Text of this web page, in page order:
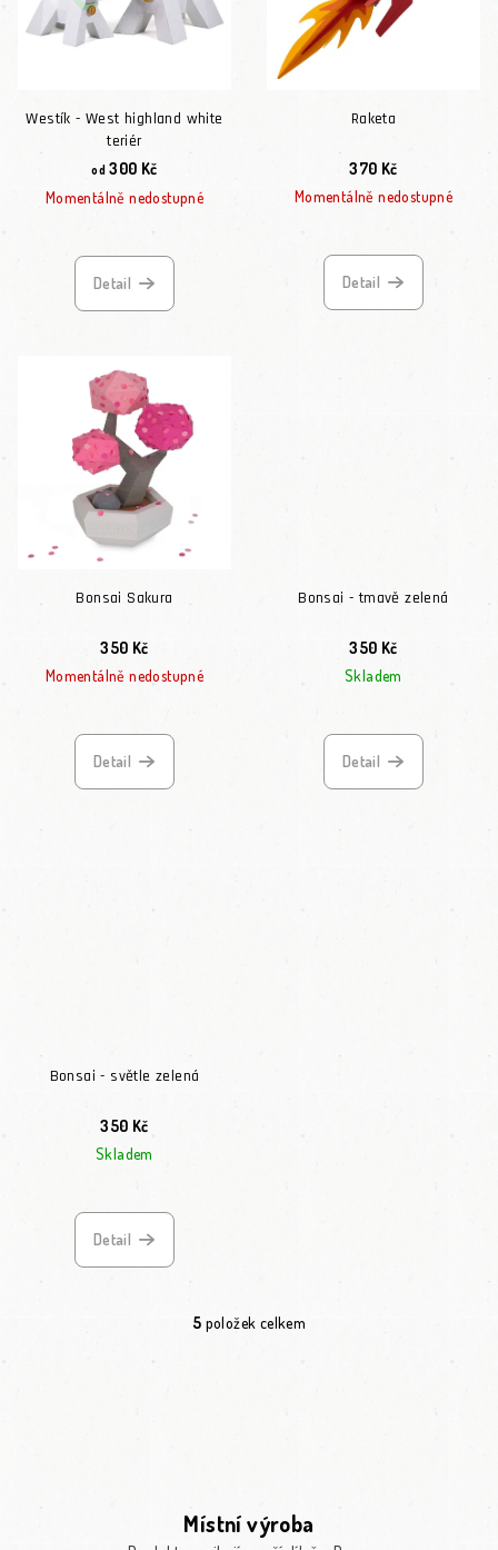
Westík - West highland white
teriér
od 300 Kč
Momentálně nedostupné
Detail
Raketa
370 Kč
Momentálně nedostupné
Detail
Bonsai Sakura
350 Kč
Momentálně nedostupné
Detail
Bonsai - tmavě zelená
350 Kč
Skladem
Detail
Bonsai - světle zelená
350 Kč
Skladem
Detail
Ovládací prvky výpisu
5 položek celkem
Místní výroba